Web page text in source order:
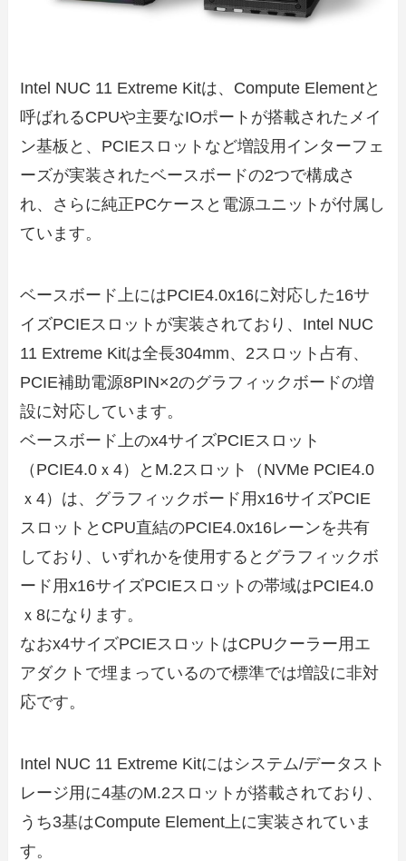
Intel NUC 11 Extreme Kitは、Compute Elementと
呼ばれるCPUや主要なIOポートが搭載されたメイ
ン基板と、PCIEスロットなど増設用インターフェ
ーズが実装されたベースボードの2つで構成さ
れ、さらに純正PCケースと電源ユニットが付属し
ています。
ベースボード上にはPCIE4.0x16に対応した16サ
イズPCIEスロットが実装されており、Intel NUC
11 Extreme Kitは全長304mm、2スロット占有、
PCIE補助電源8PIN×2のグラフィックボードの増
設に対応しています。
ベースボード上のx4サイズPCIEスロット
（PCIE4.0ｘ4）とM.2スロット（NVMe PCIE4.0
ｘ4）は、グラフィックボード用x16サイズPCIE
スロットとCPU直結のPCIE4.0x16レーンを共有
しており、いずれかを使用するとグラフィックボ
ード用x16サイズPCIEスロットの帯域はPCIE4.0
ｘ8になります。
なおx4サイズPCIEスロットはCPUクーラー用エ
アダクトで埋まっているので標準では増設に非対
応です。
Intel NUC 11 Extreme Kitにはシステム/データスト
レージ用に4基のM.2スロットが搭載されており、
うち3基はCompute Element上に実装されていま
す。